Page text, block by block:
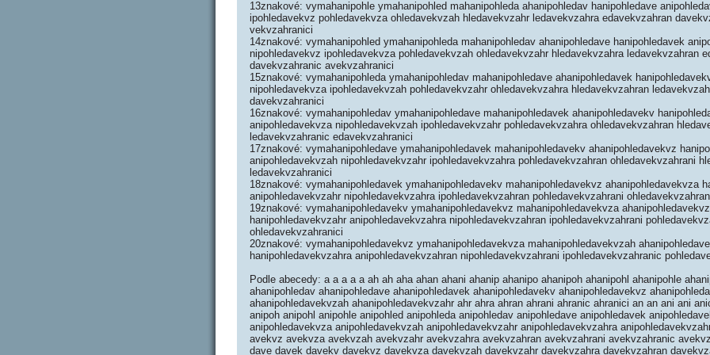
13znakové: vymahanipohle ymahanipohled mahanipohleda ahanipohledav hanipohledave
ipohledavekvz pohledavekvza ohledavekvzah hledavekvzahr ledavekvzahra edavekvzahran
vekvzahranici
14znakové: vymahanipohled ymahanipohleda mahanipohledav ahanipohledave hanipohledavek
nipohledavekvz ipohledavekvza pohledavekvzah ohledavekvzahr hledavekvzahra ledavekvzahran
davekvzahranic avekvzahranici
15znakové: vymahanipohleda ymahanipohledav mahanipohledave ahanipohledavek
nipohledavekvza ipohledavekvzah pohledavekvzahr ohledavekvzahra hledavekvzahran
davekvzahranici
16znakové: vymahanipohledav ymahanipohledave mahanipohledavek ahanipohledavekv
anipohledavekvza nipohledavekvzah ipohledavekvzahr pohledavekvzahra ohledavekvzahran
ledavekvzahranic edavekvzahranici
17znakové: vymahanipohledave ymahanipohledavek mahanipohledavekv ahanipohledavekvz
anipohledavekvzah nipohledavekvzahr ipohledavekvzahra pohledavekvzahran ohledavekvzahrani
ledavekvzahranici
18znakové: vymahanipohledavek ymahanipohledavekv mahanipohledavekvz ahanipohledavekvza
anipohledavekvzahr nipohledavekvzahra ipohledavekvzahran pohledavekvzahrani
19znakové: vymahanipohledavekv ymahanipohledavekvz mahanipohledavekvza
hanipohledavekvzahr anipohledavekvzahra nipohledavekvzahran ipohledavekvzahrani
ohledavekvzahranici
20znakové: vymahanipohledavekvz ymahanipohledavekvza mahanipohledavekvzah
hanipohledavekvzahra anipohledavekvzahran nipohledavekvzahrani ipohledavekvzahranic
Podle abecedy: a a a a a ah ah aha ahan ahani ahanip ahanipo ahanipoh ahanipohl ahanipohle
ahanipohledav ahanipohledave ahanipohledavek ahanipohledavekv ahanipohledavekvz
ahanipohledavekvzah ahanipohledavekvzahr ahr ahra ahran ahrani ahranic ahranici an an ani ani
anipoh anipohl anipohle anipohled anipohleda anipohledav anipohledave anipohledavek
anipohledavekvza anipohledavekvzah anipohledavekvzahr anipohledavekvzahra
avekvz avekvza avekvzah avekvzahr avekvzahra avekvzahran avekvzahrani avekvzahranic
dave davek davekv davekvz davekvza davekvzah davekvzahr davekvzahra davekvzahran